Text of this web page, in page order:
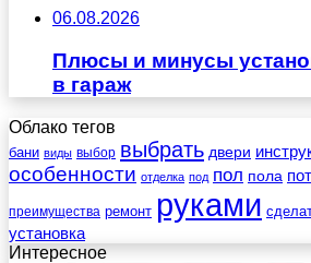
06.08.2026
Плюсы и минусы
в гараж
Облако тегов
бани виды выбор выбрать двери
особенности отделка под пол пола
преимущества ремонт руками
установка
Интересное